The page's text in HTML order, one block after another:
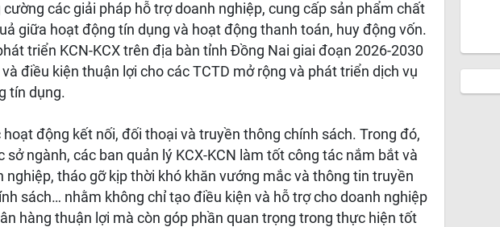
các giải pháp hỗ trợ doanh nghiệp, cung cấp sản phẩm chất
giữa hoạt động tín dụng và hoạt động thanh toán, huy động vốn.
triển KCN-KCX trên địa bàn tỉnh Đồng Nai giai đoạn 2026-2030
điều kiện thuận lợi cho các TCTD mở rộng và phát triển dịch vụ
tín dụng.
động kết nối, đối thoại và truyền thông chính sách. Trong đó,
sở ngành, các ban quản lý KCX-KCN làm tốt công tác nắm bắt và
nghiệp, tháo gỡ kịp thời khó khăn vướng mắc và thông tin truyền
sách… nhằm không chỉ tạo điều kiện và hỗ trợ cho doanh nghiệp
hàng thuận lợi mà còn góp phần quan trọng trong thực hiện tốt